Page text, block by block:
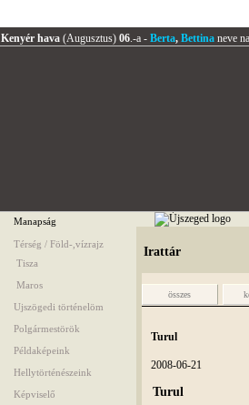
Kenyér hava (Augusztus) 06.-a - Berta, Bettinaneve
Manapság
Térség / Föld-,vízrajz
Tisza
Maros
Ujszögedi történelöm
Polgármestörök
Példaképeink
Hellytörténészeink
Képviselő
Irattár
összes
Turul
2008-06-21
Turul